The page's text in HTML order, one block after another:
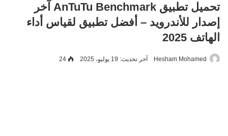
تحميل تطبيق AnTuTu Benchmark آخر
إصدار للأندرويد – أفضل تطبيق لقياس أداء
الهاتف 2025
Hesham Mohamed آخر تحديث: 19 يوليو، 2025 24